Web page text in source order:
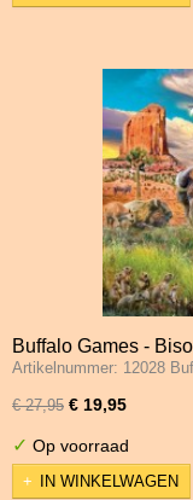
Buffalo Games -
Artikelnummer: 12028
€ 27,95 € 19,95
✓ Op voorraad
IN WINKELWAGEN